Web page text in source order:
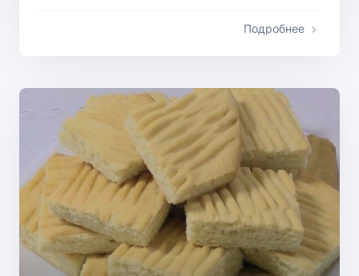
Подробнее